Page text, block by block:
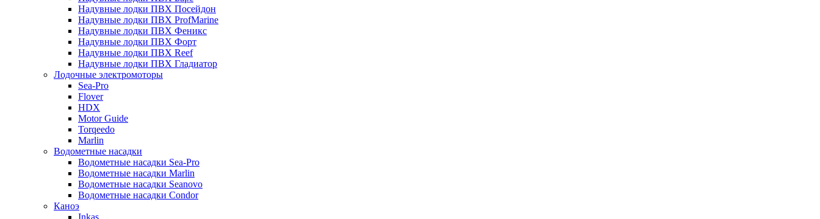
Надувные лодки ПВХ Посейдон
Надувные лодки ПВХ ProfMarine
Надувные лодки ПВХ Феникс
Надувные лодки ПВХ Форт
Надувные лодки ПВХ Reef
Надувные лодки ПВХ Гладиатор
Лодочные электромоторы
Sea-Pro
Flover
HDX
Motor Guide
Torqeedo
Marlin
Водометные насадки
Водометные насадки Sea-Pro
Водометные насадки Marlin
Водометные насадки Seanovo
Водометные насадки Condor
Каноэ
Inkas